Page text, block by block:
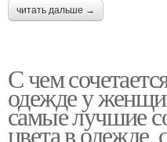
читать дальше →
С чем
одежде у
самые лучшие
цвета в одежде,